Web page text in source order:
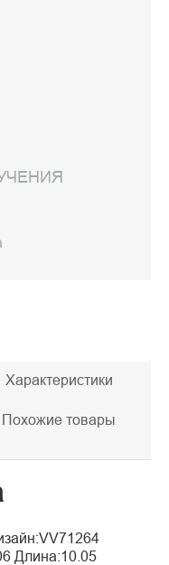
Характеристики
Похожие товары
Длина:10.05